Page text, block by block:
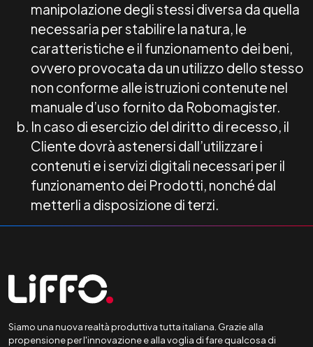
manipolazione degli stessi diversa da quella
necessaria per stabilire la natura, le
caratteristiche e il funzionamento dei beni,
ovvero provocata da un utilizzo dello stesso
non conforme alle istruzioni contenute nel
manuale d’uso fornito da Robomagister.
In caso di esercizio del diritto di recesso, il
Cliente dovrà astenersi dall’utilizzare i
contenuti e i servizi digitali necessari per il
funzionamento dei Prodotti, nonché dal
metterli a disposizione di terzi.
Siamo una nuova realtà produttiva tutta italiana. Grazie alla
propensione per l'innovazione e alla voglia di fare qualcosa di